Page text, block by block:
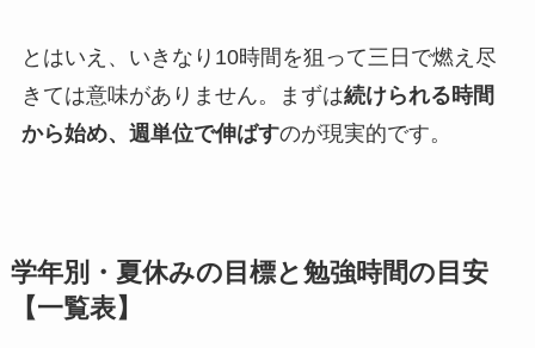
とはいえ、いきなり10時間を狙って三日で燃え尽
きては意味がありません。まずは続けられる時間
から始め、週単位で伸ばすのが現実的です。
学年別・夏休みの目標と勉強時間の目安
【一覧表】